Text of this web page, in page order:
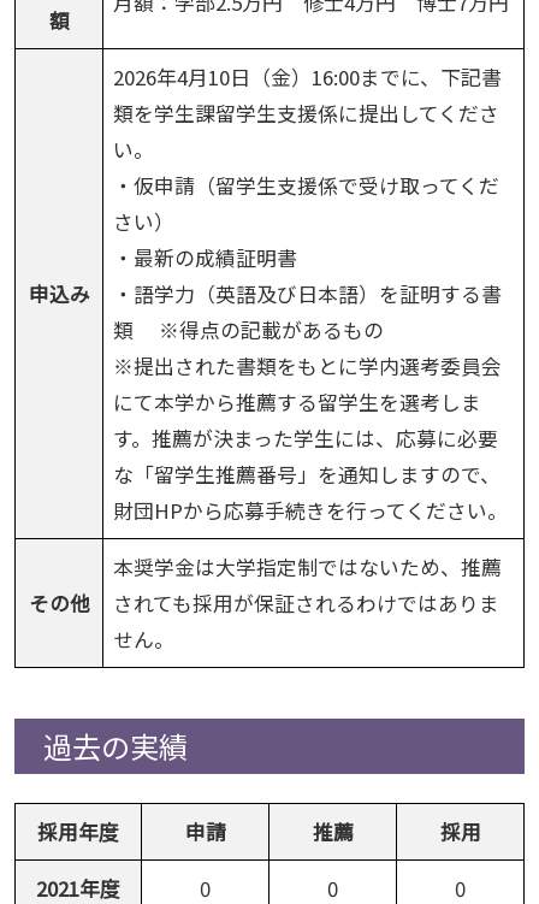
額
申込み
2026年4月10日（金）16:00までに、下記書
類を学生課留学生支援係に提出してくださ
い。
・仮申請（留学生支援係で受け取ってくだ
さい）
・最新の成績証明書
・語学力（英語及び日本語）を証明する書
類 ※得点の記載があるもの
※提出された書類をもとに学内選考委員会
にて本学から推薦する留学生を選考しま
す。推薦が決まった学生には、応募に必要
な「留学生推薦番号」を通知しますので、
財団HPから応募手続きを行ってください。
その他
本奨学金は大学指定制ではないため、推薦
されても採用が保証されるわけではありま
せん。
過去の実績
採用年度 申請 推薦
採用
2021年度
0 0
0